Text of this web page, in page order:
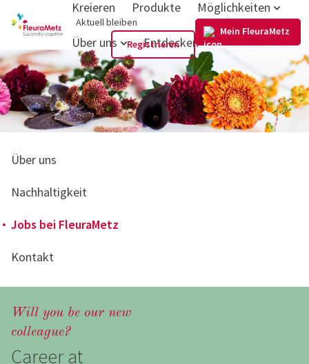
Kreieren Produkte Möglichkeiten
Über uns Entdecken
Registrieren
Mein FleuraMetz
Aktuell bleiben DE
Über uns
Nachhaltigkeit
Jobs bei FleuraMetz
Kontakt
Career at
Will you be our new
colleague?